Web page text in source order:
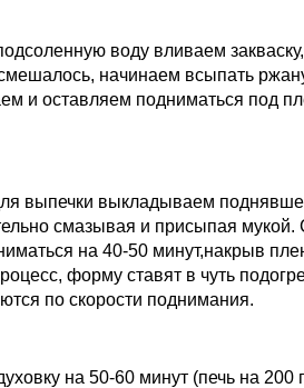
воду вливаем
начинаем всыпать
и оставляем подниматься под
выпечки выкладываем
смазывая и присыпая мукой.
на 40-50 минут,накрыв
форму ставят в чуть
по скорости поднимания.
на 50-60 минут (печь на 200